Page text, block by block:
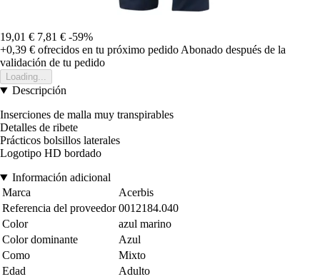
19,01 € 7,81 € -59%
+0,39 € ofrecidos en tu próximo pedido Abonado después de la
validación de tu pedido
Loading...
Descripción
Inserciones de malla muy transpirables
Detalles de ribete
Prácticos bolsillos laterales
Logotipo HD bordado
Información adicional
Marca
Acerbis
Referencia del proveedor 0012184.040
Color
azul marino
Color dominante
Azul
Como
Mixto
Edad
Adulto